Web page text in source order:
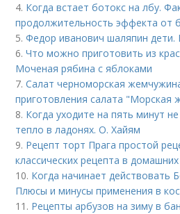
4. Когда встает ботокс на лбу.
продолжительность эффекта от
5.Федор иванович шаляпин дети.
6.Что можно приготовить из
Моченая рябина с яблоками
7.Салат черноморская
приготовления салата "Морская
8. Когда уходите на пять минут
тепло в ладонях. О. Хайям
9. Рецепт торт Прага простой
классических рецепта в
10. Когда начинает действовать
Плюсы и минусы применения в
11. Рецепты арбузов на зиму в